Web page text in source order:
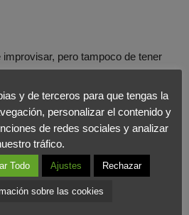
pero tampoco de tener
cada solución a cada
límites o los principios fundamentales
prefijados.
también con coherencia.
al comunicador
y de terceros para que tengas la
personalizar el contenido y
de redes sociales y analizar
tráfico.
Todo Ajustes Rechazar
sobre las cookies